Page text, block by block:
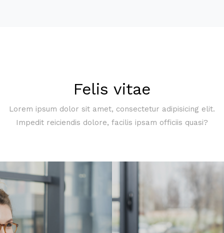
Felis vitae
Lorem ipsum dolor sit amet, consectetur adipisicing elit.
Impedit reiciendis dolore, facilis ipsam officiis quasi?